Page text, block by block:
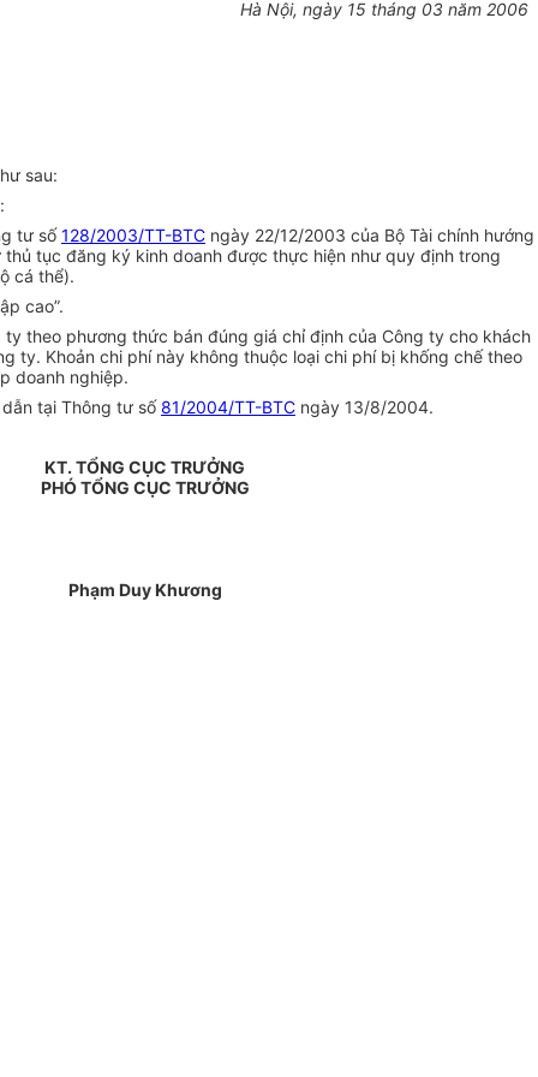
Hà Nội, ngày 15 tháng 03 năm 2006
sau:
tư số128/2003/TT-BTC ngày 22/12/2003 của Bộ Tài chính hướng
tục đăng ký kinh doanh được thực hiện như quy định trong
cá thể).
cao”.
theo phương thức bán đúng giá chỉ định của Công ty cho khách
ty. Khoản chi phí này không thuộc loại chi phí bị khống chế theo
doanh nghiệp.
tại Thông tư số81/2004/TT-BTC ngày 13/8/2004.
KT. TỔNG CỤC TRƯỞNG
PHÓ TỔNG CỤC TRƯỞNG
Phạm Duy Khương